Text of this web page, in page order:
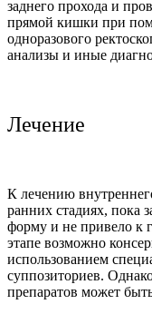
заднего прохода и
прямой кишки при
одноразового
анализы и иные
Лечение
К лечению
ранних стадиях, пока
форму и не привело к
этапе возможно
использованием
суппозиториев.
препаратов может